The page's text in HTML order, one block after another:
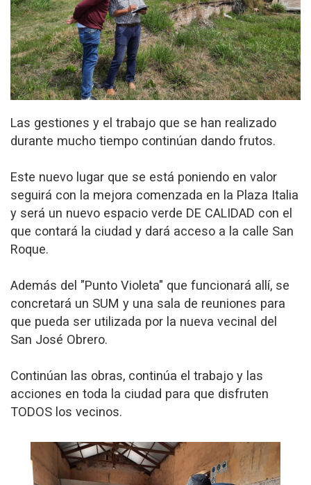
Las gestiones y el trabajo que se han realizado
durante mucho tiempo continúan dando frutos.
Este nuevo lugar que se está poniendo en valor
seguirá con la mejora comenzada en la Plaza Italia
y será un nuevo espacio verde DE CALIDAD con el
que contará la ciudad y dará acceso a la calle San
Roque.
Además del "Punto Violeta" que funcionará allí, se
concretará un SUM y una sala de reuniones para
que pueda ser utilizada por la nueva vecinal del
San José Obrero.
Continúan las obras, continúa el trabajo y las
acciones en toda la ciudad para que disfruten
TODOS los vecinos.